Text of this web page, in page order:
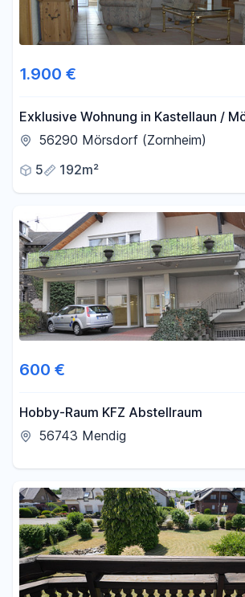
1.900 €
Exklusive Wohnung in Kastellaun /
56290 Mörsdorf (Zornheim)
5
192m²
600 €
Hobby-Raum KFZ Abstellraum
56743 Mendig